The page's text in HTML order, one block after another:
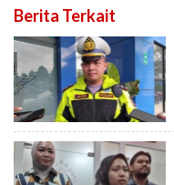
Berita Terkait